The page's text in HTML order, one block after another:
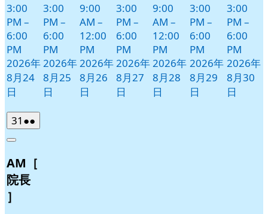
3:00
PM –
6:00
PM
2026年
8月24
日
3:00
PM –
6:00
PM
2026年
8月25
日
9:00
AM –
12:00
PM
2026年
8月26
日
3:00
PM –
6:00
PM
2026年
8月27
日
9:00
AM –
12:00
PM
2026年
8月28
日
3:00
PM –
6:00
PM
2026年
8月29
日
3:00
PM –
6:00
PM
2026年
8月30
日
31 2026
年
月
31
日
●●
件
イ
Close
AM［
院長
］